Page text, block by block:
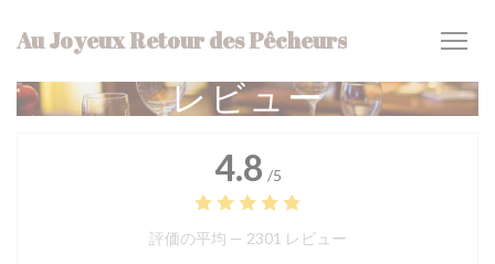
Au Joyeux Retour des Pêcheurs
レビュー
4.8 /5
評価の平均 — 2301 レビュー